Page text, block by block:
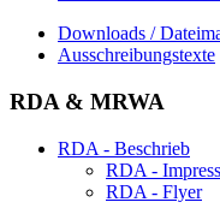
Downloads /
Ausschreibungstexte
RDA & MRWA
RDA - Beschrieb
RDA -
RDA - Flyer